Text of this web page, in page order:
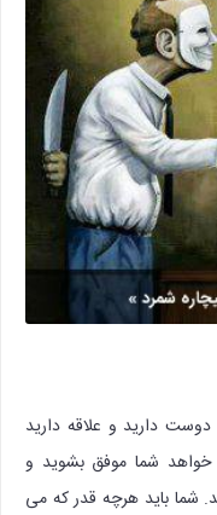
دارید و علاقه دارید
شما موفق بشوید و
شما باید هرچه قدر که می